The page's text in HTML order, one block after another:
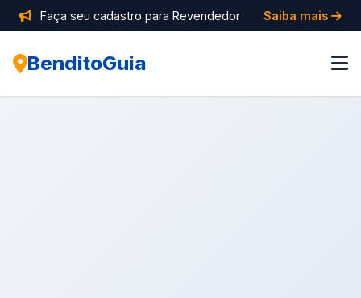
Faça seu cadastro para Revendedor Saiba mais
BenditoGuia